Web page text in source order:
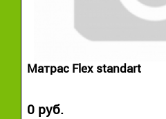
Матрас Flex standart
0 руб.